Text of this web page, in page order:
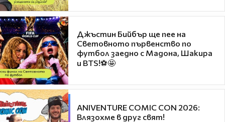
Джъстин Бийбър ще пее на
Световното първенство по
футбол заедно с Мадона, Шакира
и BTS!⚽🤩
ANIVENTURE COMIC CON 2026:
Влязохме в друг свят!